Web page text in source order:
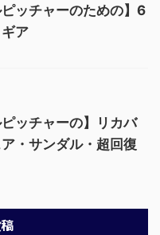
ピッチャーのための】6
ア
ピッチャーの】リカバ
・サンダル・超回復